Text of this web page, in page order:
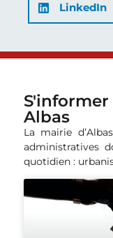
LinkedIn
S'informer
Albas
La mairie
administratives
quotidien :